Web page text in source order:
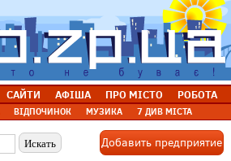
САЙТИ АФІША ПРО МІСТО РОБОТА
ВІДПОЧИНОК МУЗИКА 7 ДИВ МІСТА
Добавить предприятие